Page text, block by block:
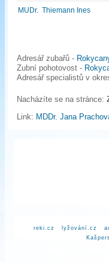
MUDr. Thiemann Ines
Adresář zubařů -
Zubní pohotovost -
Adresář specialistů v
Nacházíte se na stránce:
Link: MDDr. Jana
reki.cz lyžování.cz